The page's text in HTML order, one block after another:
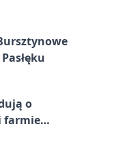
o
farmie